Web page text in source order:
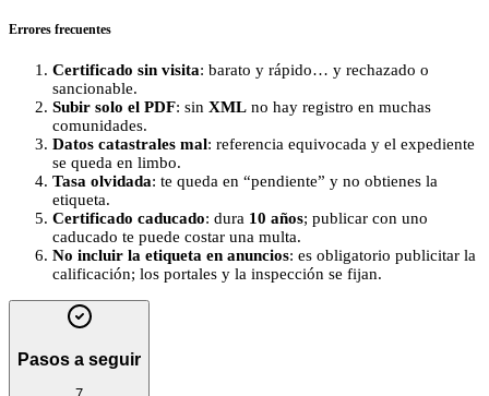
Errores frecuentes
Certificado sin visita: barato y rápido… y rechazado o
sancionable.
Subir solo el PDF: sin XML no hay registro en muchas
comunidades.
Datos catastrales mal: referencia equivocada y el expediente
se queda en limbo.
Tasa olvidada: te queda en “pendiente” y no obtienes la
etiqueta.
Certificado caducado: dura 10 años; publicar con uno
caducado te puede costar una multa.
No incluir la etiqueta en anuncios: es obligatorio publicitar la
calificación; los portales y la inspección se fijan.
Pasos a seguir